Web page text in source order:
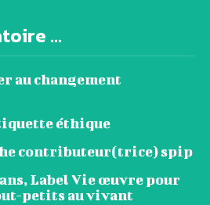
...
au changement
éthique
contributeur(trice) spip
Label Vie œuvre pour
petits au vivant